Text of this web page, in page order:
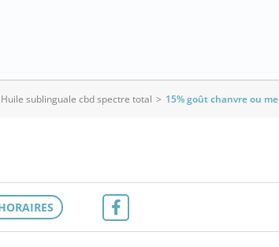
Huile sublinguale cbd spectre total > 15% goût chanvre ou